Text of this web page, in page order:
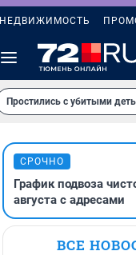
НЕДВИЖИМОСТЬ
Простились с убитыми
СРОЧНО
График подвоза
августа с адресами
ВСЕ